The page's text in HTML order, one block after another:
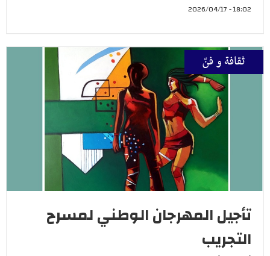
18:02 - 2026/04/17
ثقافة و فنّ
تأجيل المهرجان الوطني لمسرح
التجريب